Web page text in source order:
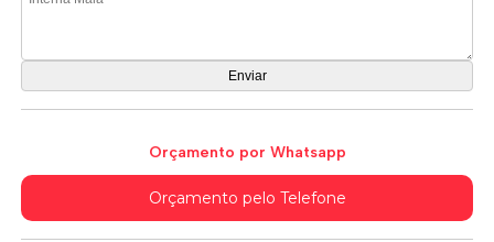
Orçamento por Whatsapp
Orçamento pelo Telefone